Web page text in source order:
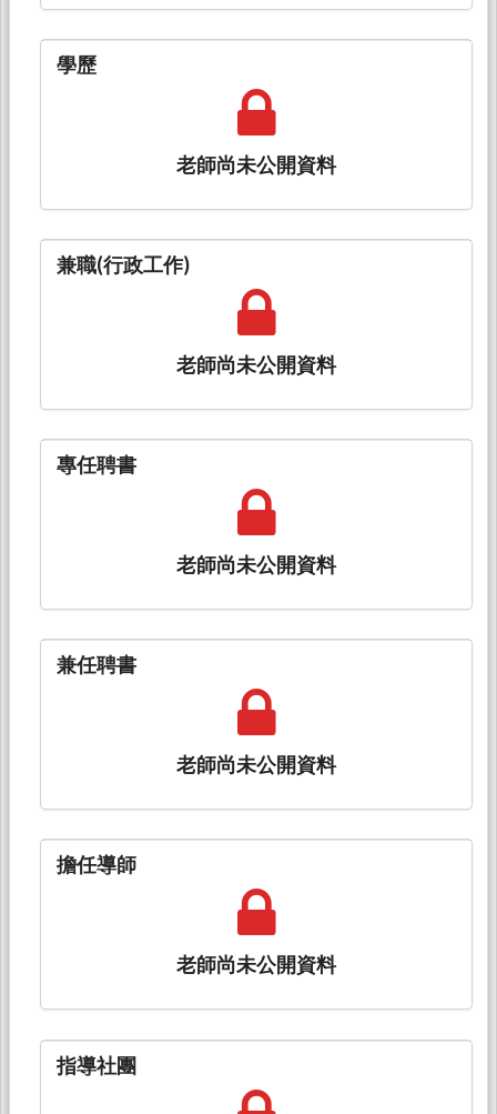
學歷
老師尚未公開資料
兼職(行政工作)
老師尚未公開資料
專任聘書
老師尚未公開資料
兼任聘書
老師尚未公開資料
擔任導師
老師尚未公開資料
指導社團